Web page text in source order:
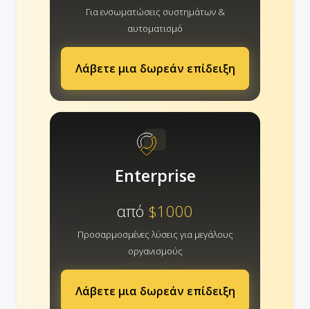
Για ενσωματώσεις συστημάτων &
αυτοματισμό
Λάβετε μια δωρεάν επίδειξη
Enterprise
από $1000
Προσαρμοσμένες λύσεις για μεγάλους
οργανισμούς
Λάβετε μια δωρεάν επίδειξη